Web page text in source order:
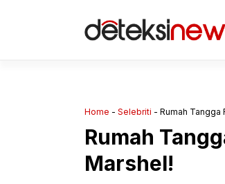
Home - Selebriti - Rumah Tangga
Rumah
Marshel!